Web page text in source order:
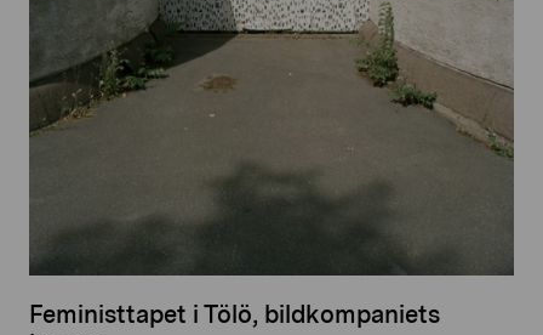
Feministtapet i Tölö, bildkompaniets